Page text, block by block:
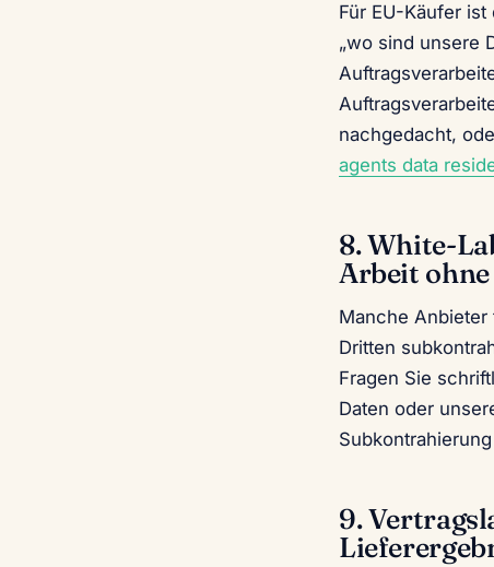
Für EU-Käufer
„wo sind unsere
nachgedacht,
agents data
8. White-
Arbeit
Manche
Dritten
Fragen Sie
Daten oder
9.